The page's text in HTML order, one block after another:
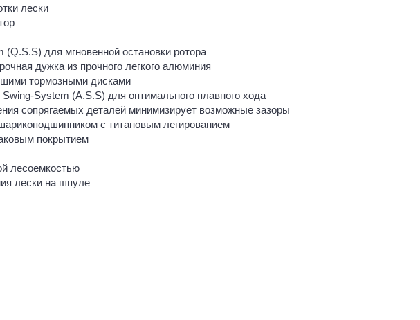
лески
для мгновенной остановки ротора
дужка из прочного легкого алюминия
тормозными дисками
System (A.S.S) для оптимального плавного хода
сопрягаемых деталей минимизирует возможные зазоры
с титановым легированием
покрытием
лесоемкостью
лески на шпуле